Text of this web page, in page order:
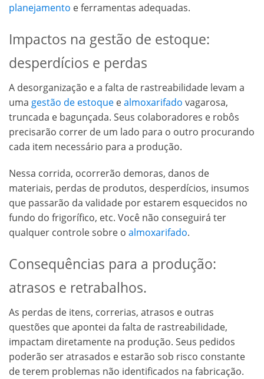
planejamento e ferramentas adequadas.
Impactos na gestão de estoque:
desperdícios e perdas
A desorganização e a falta de rastreabilidade levam a
uma gestão de estoque ealmoxarifado vagarosa,
truncada e bagunçada. Seus colaboradores e robôs
precisarão correr de um lado para o outro procurando
cada item necessário para a produção.
Nessa corrida, ocorrerão demoras, danos de
materiais, perdas de produtos, desperdícios, insumos
que passarão da validade por estarem esquecidos no
fundo do frigorífico, etc. Você não conseguirá ter
qualquer controle sobre o almoxarifado.
Consequências para a produção:
atrasos e retrabalhos.
As perdas de itens, correrias, atrasos e outras
questões que apontei da falta de rastreabilidade,
impactam diretamente na produção. Seus pedidos
poderão ser atrasados e estarão sob risco constante
de terem problemas não identificados na fabricação.